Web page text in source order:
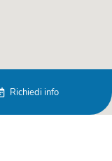
Richiedi info